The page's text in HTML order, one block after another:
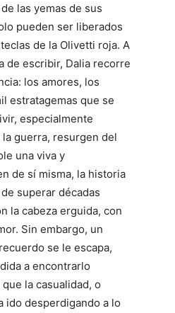
las yemas de sus
pueden ser liberados
de la Olivetti roja. A
de escribir, Dalia recorre
los amores, los
estratagemas que se
especialmente
guerra, resurgen del
una viva y
de sí misma, la historia
superar décadas
la cabeza erguida, con
Sin embargo, un
se le escapa,
a encontrarlo
la casualidad, o
ido desperdigando a lo